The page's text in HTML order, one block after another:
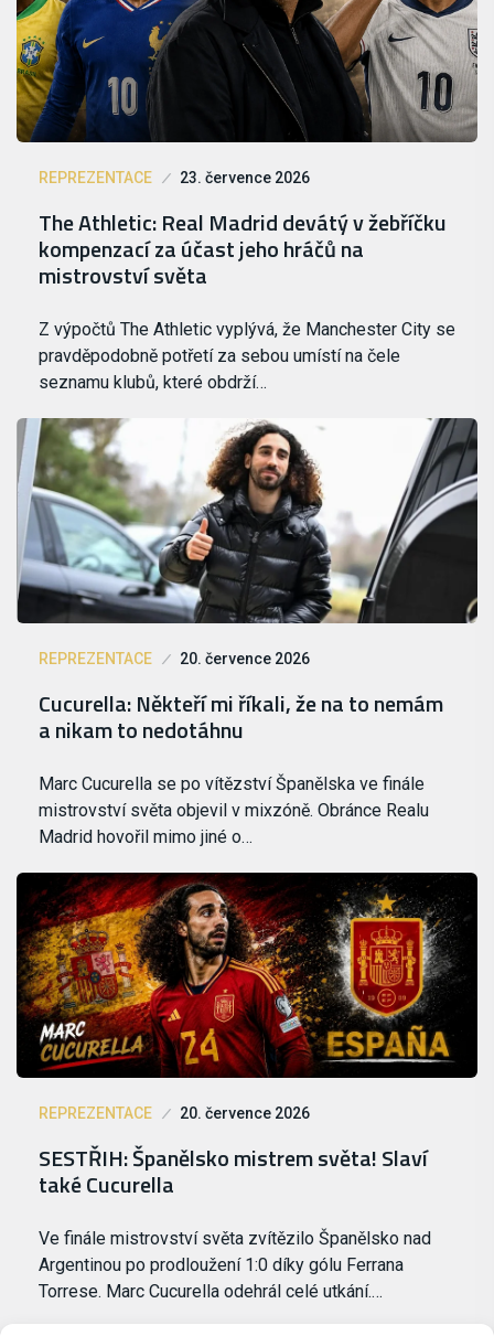
REPREZENTACE 23. července 2026
The Athletic: Real Madrid devátý v žebříčku
kompenzací za účast jeho hráčů na
mistrovství světa
Z výpočtů The Athletic vyplývá, že Manchester City se
pravděpodobně potřetí za sebou umístí na čele
seznamu klubů, které obdrží…
REPREZENTACE 20. července 2026
Cucurella: Někteří mi říkali, že na to nemám
a nikam to nedotáhnu
Marc Cucurella se po vítězství Španělska ve finále
mistrovství světa objevil v mixzóně. Obránce Realu
Madrid hovořil mimo jiné o…
REPREZENTACE 20. července 2026
SESTŘIH: Španělsko mistrem světa! Slaví
také Cucurella
Ve finále mistrovství světa zvítězilo Španělsko nad
Argentinou po prodloužení 1:0 díky gólu Ferrana
Torrese. Marc Cucurella odehrál celé utkání.…